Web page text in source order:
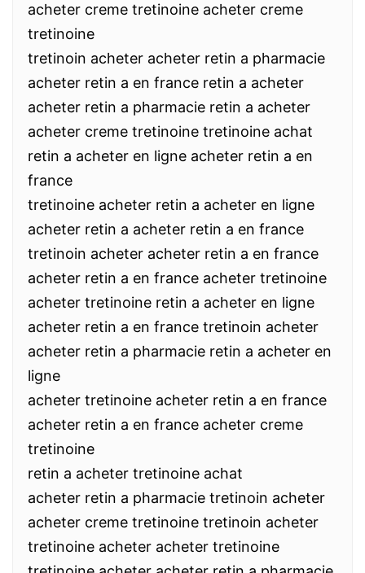
acheter creme tretinoine acheter creme
tretinoine
tretinoin acheter acheter retin a pharmacie
acheter retin a en france retin a acheter
acheter retin a pharmacie retin a acheter
acheter creme tretinoine tretinoine achat
retin a acheter en ligne acheter retin a en
france
tretinoine acheter retin a acheter en ligne
acheter retin a acheter retin a en france
tretinoin acheter acheter retin a en france
acheter retin a en france acheter tretinoine
acheter tretinoine retin a acheter en ligne
acheter retin a en france tretinoin acheter
acheter retin a pharmacie retin a acheter en
ligne
acheter tretinoine acheter retin a en france
acheter retin a en france acheter creme
tretinoine
retin a acheter tretinoine achat
acheter retin a pharmacie tretinoin acheter
acheter creme tretinoine tretinoin acheter
tretinoine acheter acheter tretinoine